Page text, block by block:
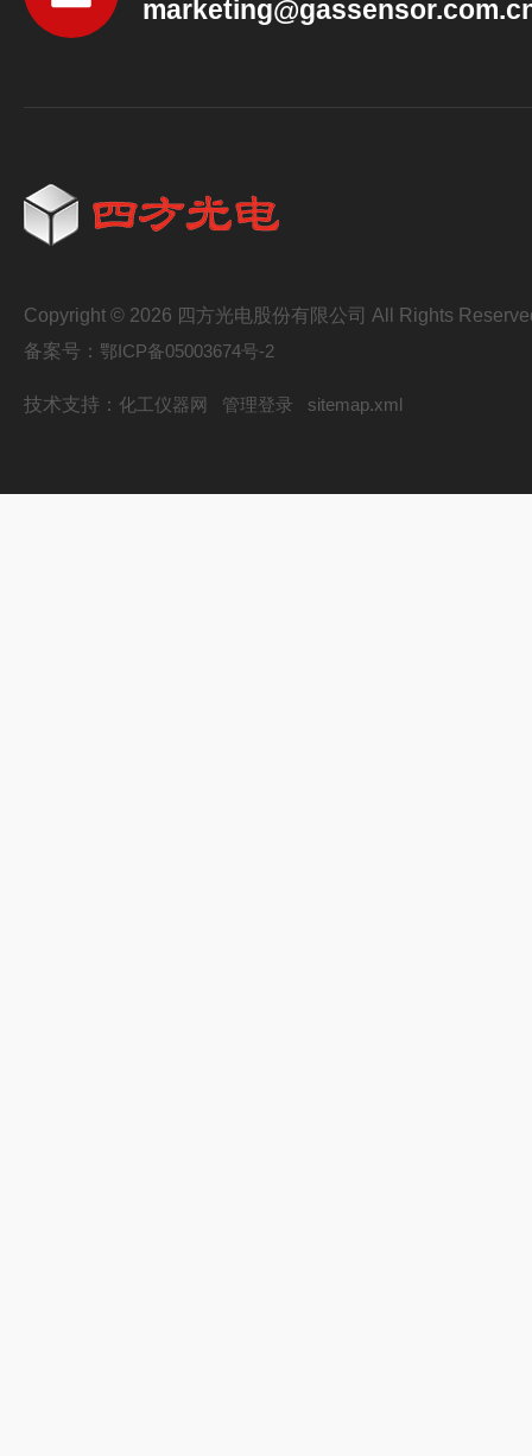
Copyright © 2026 四方光电股份有限公司 All Rights
备案号： 鄂ICP备05003674号-2
技术支持： 化工仪器网 管理登录 sitemap.xml